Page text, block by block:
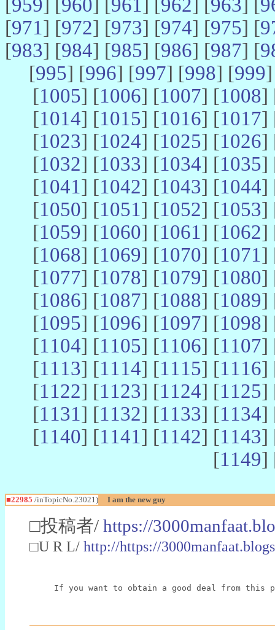
959 960 961 962 963
[971] [972] [973] [974] [975] [
[983] [984] [985] [986] [987] [
[995] [996] [997] [998] [999
[1005] [1006] [1007] [1008]
[1014] [1015] [1016] [1017]
[1023] [1024] [1025] [1026]
[1032] [1033] [1034] [1035]
[1041] [1042] [1043] [1044]
[1050] [1051] [1052] [1053]
[1059] [1060] [1061] [1062]
[1068] [1069] [1070] [1071]
[1077] [1078] [1079] [1080]
[1086] [1087] [1088] [1089]
[1095] [1096] [1097] [1098]
[1104] [1105] [1106] [1107]
[1113] [1114] [1115] [1116]
[1122] [1123] [1124] [1125]
[1131] [1132] [1133] [1134]
[1140] [1141] [1142] [1143]
[1149]
■22985 /inTopicNo.23021) I am the new guy
□投稿者/ https://
□U R L/ http://https://
If you want to obtain a good deal from this